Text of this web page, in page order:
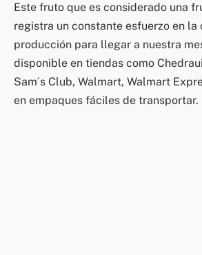
Este fruto que es considerado una
registra un constante esfuerzo en la
producción para llegar a nuestra
disponible en tiendas como
Sam´s Club, Walmart, Walmart
en empaques fáciles de transportar.